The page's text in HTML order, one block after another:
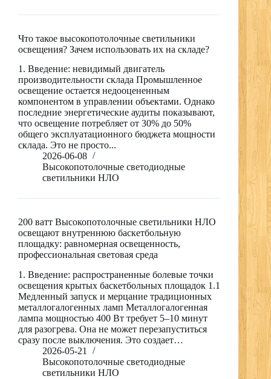
Что такое высокопотолочные светильники
освещения? Зачем использовать их на складе?
1. Введение: невидимый двигатель
производительности склада Промышленное
освещение остается недооцененным
компонентом в управлении объектами. Однако
последние энергетические аудиты показывают,
что освещение потребляет от 30% до 50%
общего эксплуатационного бюджета мощности
склада. Это не просто...
2026-06-08
Высокопотолочные светодиодные
светильники НЛО
200 ватт Высокопотолочные светильники НЛО
освещают внутреннюю баскетбольную
площадку: равномерная освещенность,
профессиональная световая среда
1. Введение: распространенные болевые точки
освещения крытых баскетбольных площадок 1.1
Медленный запуск и мерцание традиционных
металлогалогенных ламп Металлогалогенная
лампа мощностью 400 Вт требует 5–10 минут
для разогрева. Она не может перезапуститься
сразу после выключения. Это создает…
2026-05-21
Высокопотолочные светодиодные
светильники НЛО